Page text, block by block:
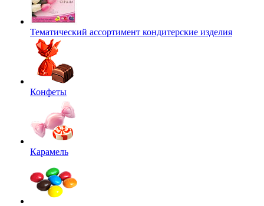
Тематический ассортимент кондитерские изделия
Конфеты
Карамель